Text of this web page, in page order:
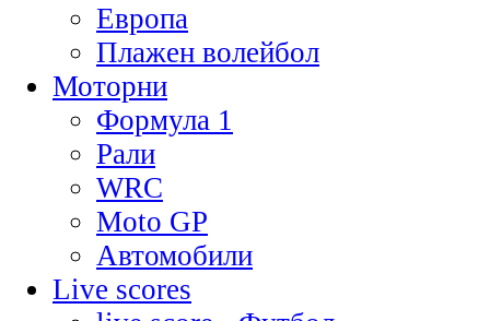
Европа
Плажен волейбол
Моторни
Формула 1
Рали
WRC
Moto GP
Автомобили
Live scores